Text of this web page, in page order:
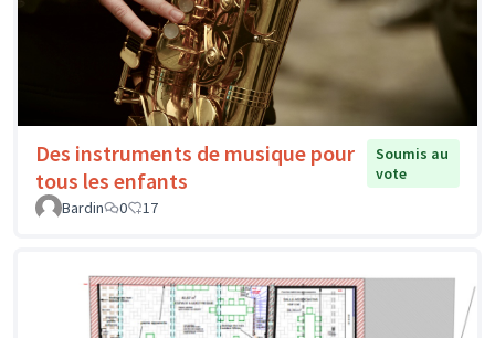
Des instruments de musique pour
tous les enfants
Soumis au
vote
Bardin
0 17